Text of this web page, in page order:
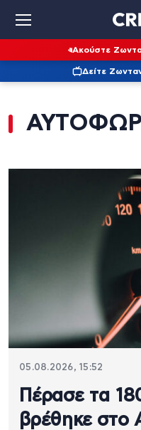
Ακούστε
Δείτε
05.08.2026, 15:52
Πέρασε τα
βρέθηκε στο